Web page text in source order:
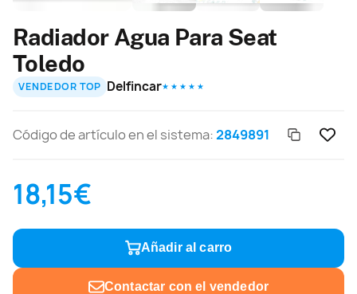
Radiador Agua Para Seat
Toledo
VENDEDOR TOP Delfincar★ ★ ★ ★ ★
Código de artículo en el sistema:2849891
18,15€
Añadir al carro
Contactar con el vendedor